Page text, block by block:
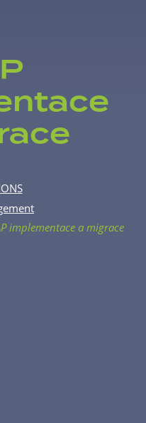
implementace a migrace